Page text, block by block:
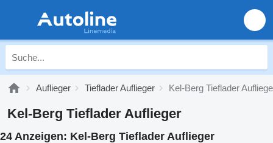
Auflieger Tieflader Auflieger Kel-Berg Tieflader
Kel-Berg Tieflader Auflieger
24 Anzeigen: Kel-Berg Tieflader Auflieger